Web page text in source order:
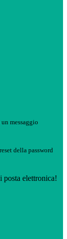
messaggio
della password
posta elettronica!